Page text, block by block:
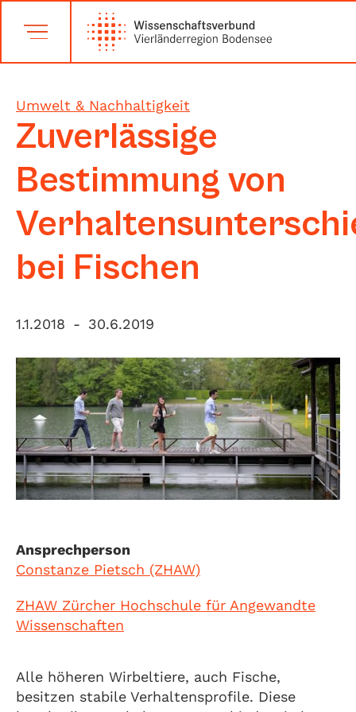
Umwelt & Nachhaltigkeit
Zuverlässige
Bestimmung von
bei Fischen
1.1.2018 - 30.6.2019
Ansprechperson
Constanze Pietsch (ZHAW)
ZHAW Zürcher Hochschule für Angewandte
Wissenschaften
Alle höheren Wirbeltiere, auch Fische,
besitzen stabile Verhaltensprofile. Diese